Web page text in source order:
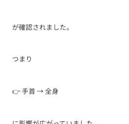
が確認されました。
つまり
👉 手首 → 全身